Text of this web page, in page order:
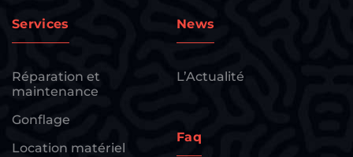
Services
Réparation et
maintenance
Gonflage
Location matériel
News
L’Actualité
Faq